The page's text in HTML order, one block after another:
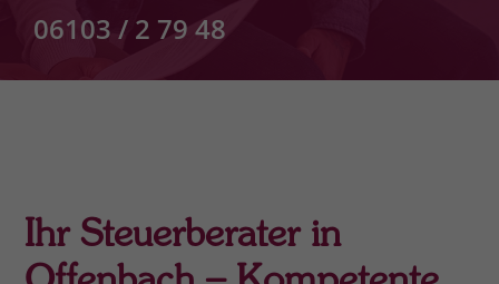
06103 / 2 79 48
Ihr Steuerberater in